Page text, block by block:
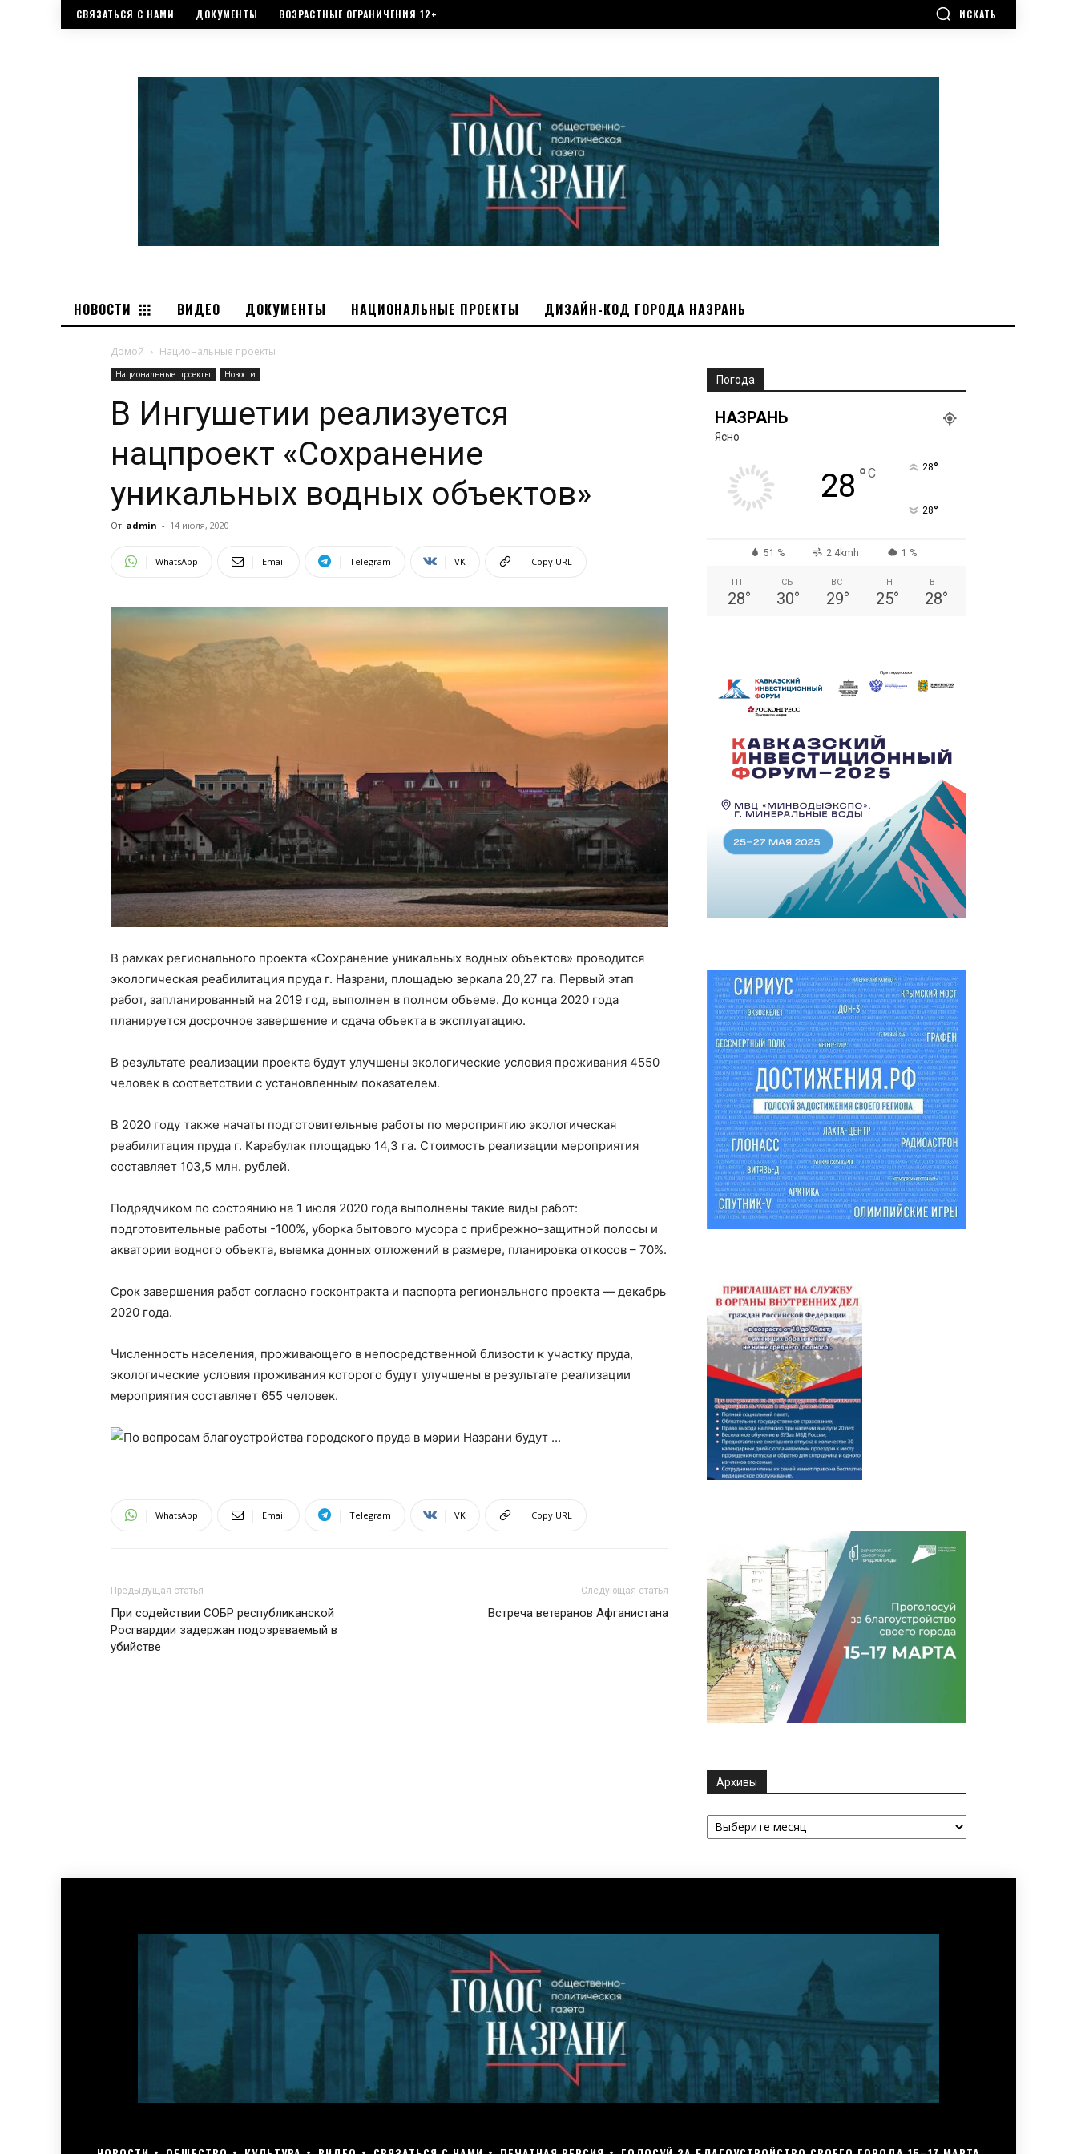
СВЯЗАТЬСЯ С НАМИ ДОКУМЕНТЫ ВОЗРАСТНЫЕ ОГРАНИЧЕНИЯ 12+ ИСКАТЬ
НОВОСТИ ВИДЕО ДОКУМЕНТЫ НАЦИОНАЛЬНЫЕ ПРОЕКТЫ ДИЗАЙН-КОД ГОРОДА НАЗРАНЬ
Домой Национальные проекты
Национальные проекты Новости
В Ингушетии реализуется
нацпроект «Сохранение
уникальных водных объектов»
От admin - 14 июля, 2020
WhatsApp Email Telegram VK Copy URL
В рамках регионального проекта «Сохранение уникальных водных объектов» проводится
экологическая реабилитация пруда г. Назрани, площадью зеркала 20,27 га. Первый этап
работ, запланированный на 2019 год, выполнен в полном объеме. До конца 2020 года
планируется досрочное завершение и сдача объекта в эксплуатацию.
В результате реализации проекта будут улучшены экологические условия проживания 4550
человек в соответствии с установленным показателем.
В 2020 году также начаты подготовительные работы по мероприятию экологическая
реабилитация пруда г. Карабулак площадью 14,3 га. Стоимость реализации мероприятия
составляет 103,5 млн. рублей.
Подрядчиком по состоянию на 1 июля 2020 года выполнены такие виды работ:
подготовительные работы -100%, уборка бытового мусора с прибрежно-защитной полосы и
акватории водного объекта, выемка донных отложений в размере, планировка откосов – 70%.
Срок завершения работ согласно госконтракта и паспорта регионального проекта — декабрь
2020 года.
Численность населения, проживающего в непосредственной близости к участку пруда,
экологические условия проживания которого будут улучшены в результате реализации
мероприятия составляет 655 человек.
WhatsApp Email Telegram VK Copy URL
Предыдущая статья
При содействии СОБР республиканской
Росгвардии задержан подозреваемый в
убийстве
Следующая статья
Встреча ветеранов Афганистана
Погода
НАЗРАНЬ
Ясно
28 °C 28°
28°
51 % 2.4kmh 1 %
ПТ
28°
СБ
30°
ВС
29°
ПН
25°
ВТ
28°
Архивы
Архивы